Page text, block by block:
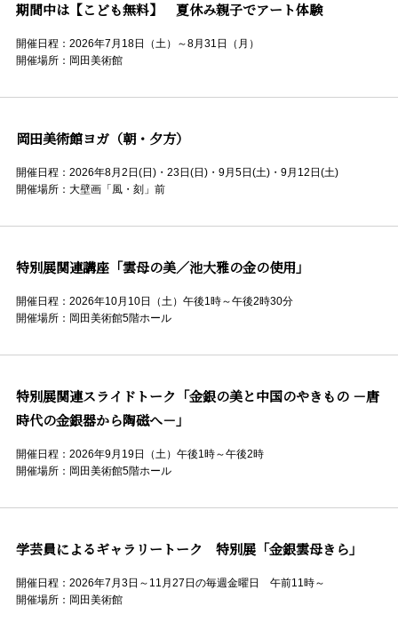
期間中は【こども無料】 夏休み親子でアート体験
開催日程：2026年7月18日（土）～8月31日（月）
開催場所：岡田美術館
岡田美術館ヨガ（朝・夕方）
開催日程：2026年8月2日(日)・23日(日)・9月5日(土)・9月12日(土)
開催場所：大壁画「風・刻」前
特別展関連講座「雲母の美／池大雅の金の使用」
開催日程：2026年10月10日（土）午後1時～午後2時30分
開催場所：岡田美術館5階ホール
特別展関連スライドトーク「金銀の美と中国のやきもの －唐
時代の金銀器から陶磁へ－」
開催日程：2026年9月19日（土）午後1時～午後2時
開催場所：岡田美術館5階ホール
学芸員によるギャラリートーク 特別展「金銀雲母きら」
開催日程：2026年7月3日～11月27日の毎週金曜日 午前11時～
開催場所：岡田美術館